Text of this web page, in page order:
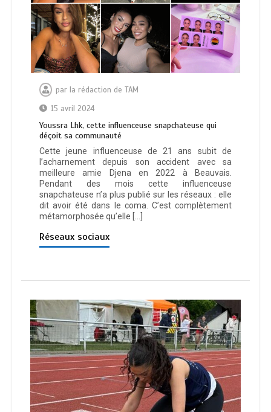
par la rédaction de TAM
15 avril 2024
Youssra Lhk, cette influenceuse snapchateuse qui
déçoit sa communauté
Cette jeune influenceuse de 21 ans subit de
l’acharnement depuis son accident avec sa
meilleure amie Djena en 2022 à Beauvais.
Pendant des mois cette influenceuse
snapchateuse n’a plus publié sur les réseaux : elle
dit avoir été dans le coma. C’est complètement
métamorphosée qu’elle […]
Réseaux sociaux